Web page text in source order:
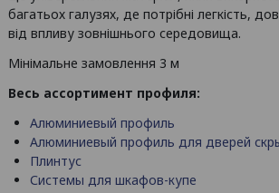
багатьох галузях, де потрібні легкість,
від впливу зовнішнього середовища.
Мінімальне замовлення 3 м
Весь ассортимент профиля:
Алюминиевый профиль
Алюминиевый профиль для дверей
Плинтус
Системы для шкафов-купе